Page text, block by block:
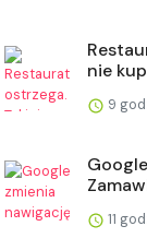
nie
9
11